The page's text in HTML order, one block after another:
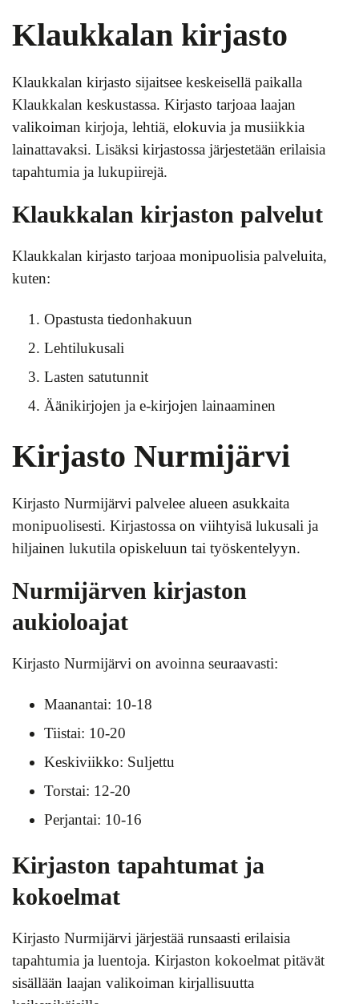
Klaukkalan kirjasto
Klaukkalan kirjasto sijaitsee keskeisellä paikalla
Klaukkalan keskustassa. Kirjasto tarjoaa laajan
valikoiman kirjoja, lehtiä, elokuvia ja musiikkia
lainattavaksi. Lisäksi kirjastossa järjestetään erilaisia
tapahtumia ja lukupiirejä.
Klaukkalan kirjaston palvelut
Klaukkalan kirjasto tarjoaa monipuolisia palveluita,
kuten:
Opastusta tiedonhakuun
Lehtilukusali
Lasten satutunnit
Äänikirjojen ja e-kirjojen lainaaminen
Kirjasto Nurmijärvi
Kirjasto Nurmijärvi palvelee alueen asukkaita
monipuolisesti. Kirjastossa on viihtyisä lukusali ja
hiljainen lukutila opiskeluun tai työskentelyyn.
Nurmijärven kirjaston
aukioloajat
Kirjasto Nurmijärvi on avoinna seuraavasti:
Maanantai: 10-18
Tiistai: 10-20
Keskiviikko: Suljettu
Torstai: 12-20
Perjantai: 10-16
Kirjaston tapahtumat ja
kokoelmat
Kirjasto Nurmijärvi järjestää runsaasti erilaisia
tapahtumia ja luentoja. Kirjaston kokoelmat pitävät
sisällään laajan valikoiman kirjallisuutta